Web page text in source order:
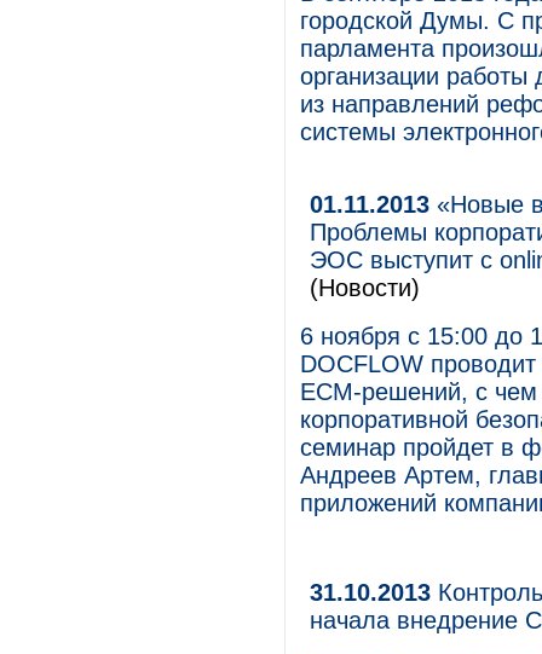
городской Думы. С
парламента
организации работы
из направлений
системы
01.11.2013 «Новые
Проблемы
ЭОС выступит с
(Новости)
6 ноября с 15:00 до
DOCFLOW
ECM-решений, с
корпоративной
семинар пройдет в
Андреев Артем,
приложений
31.10.2013
начала внедрение